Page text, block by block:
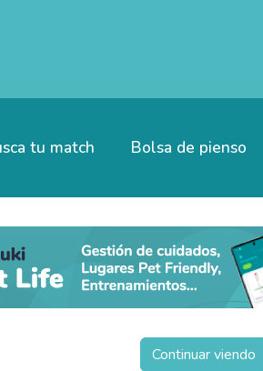
tu match Bolsa de pienso
Continuar viendo